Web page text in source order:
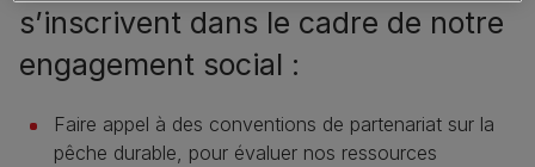
s’inscrivent dans le cadre de notre
engagement social :
Faire appel à des conventions de partenariat sur la
pêche durable, pour évaluer nos ressources